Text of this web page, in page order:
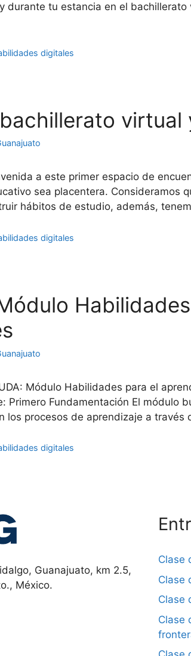
durante tu estancia en el
digitales
virtual
a este primer espacio de
sea placentera. Consideramos
hábitos de estudio, además,
digitales
Módulo Habilidades para el
Primero Fundamentación El módulo
los procesos de aprendizaje a
digitales
Guanajuato, km 2.5,
México.
Clase
Clase
Clase
Clase